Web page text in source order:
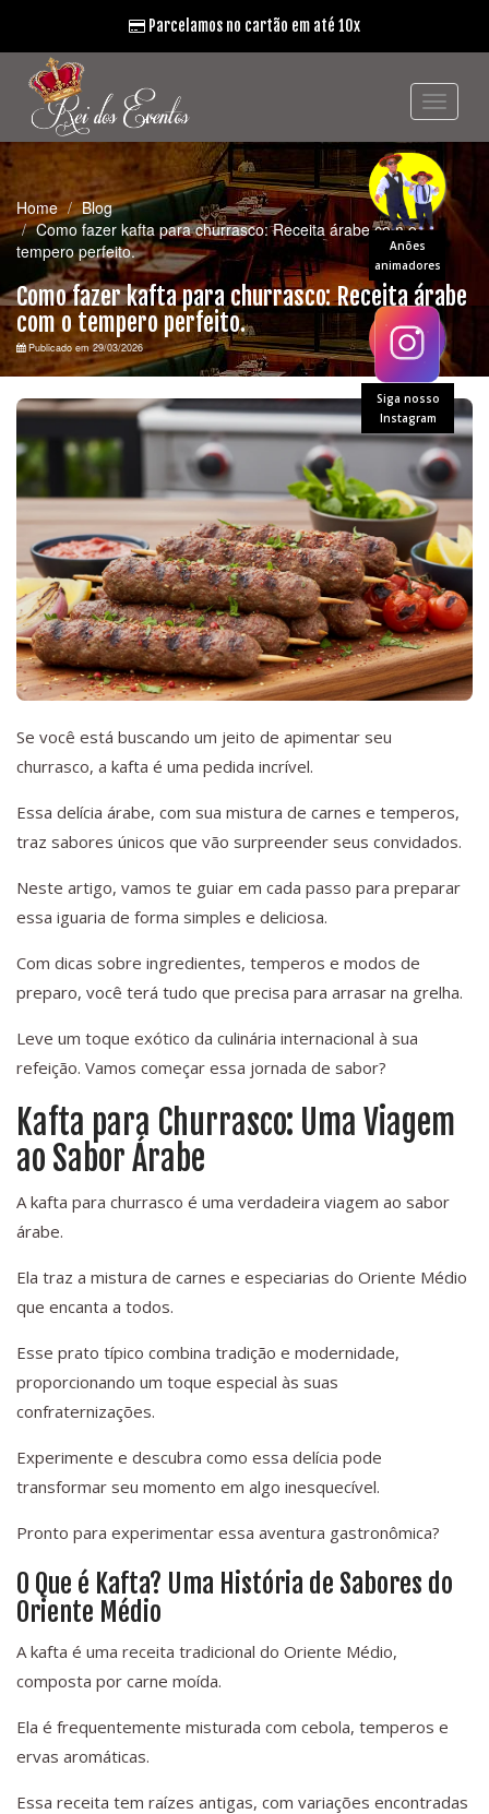
Anões
animadores
Siga nosso
Instagram
Parcelamos no cartão em até 10x
Home
Blog
Como fazer kafta para churrasco: Receita árabe com o
tempero perfeito.
Como fazer kafta para churrasco: Receita árabe
com o tempero perfeito.
Publicado em 29/03/2026
Se você está buscando um jeito de apimentar seu
churrasco, a kafta é uma pedida incrível.
Essa delícia árabe, com sua mistura de carnes e temperos,
traz sabores únicos que vão surpreender seus convidados.
Neste artigo, vamos te guiar em cada passo para preparar
essa iguaria de forma simples e deliciosa.
Com dicas sobre ingredientes, temperos e modos de
preparo, você terá tudo que precisa para arrasar na grelha.
Leve um toque exótico da culinária internacional à sua
refeição. Vamos começar essa jornada de sabor?
Kafta para Churrasco: Uma Viagem
ao Sabor Árabe
A kafta para churrasco é uma verdadeira viagem ao sabor
árabe.
Ela traz a mistura de carnes e especiarias do Oriente Médio
que encanta a todos.
Esse prato típico combina tradição e modernidade,
proporcionando um toque especial às suas
confraternizações.
Experimente e descubra como essa delícia pode
transformar seu momento em algo inesquecível.
Pronto para experimentar essa aventura gastronômica?
O Que é Kafta? Uma História de Sabores do
Oriente Médio
A kafta é uma receita tradicional do Oriente Médio,
composta por carne moída.
Ela é frequentemente misturada com cebola, temperos e
ervas aromáticas.
Essa receita tem raízes antigas, com variações encontradas